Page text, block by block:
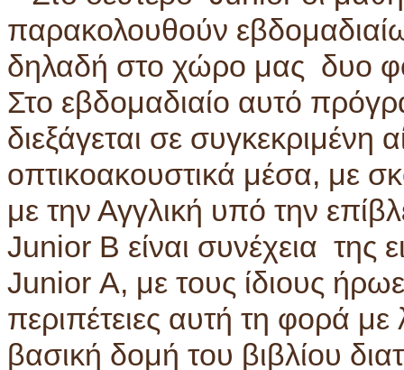
παρακολουθούν
δηλαδή στο χώρο μας δυο
Στο εβδομαδιαίο αυτό
διεξάγεται σε συγκεκριμένη
οπτικοακουστικά μέσα, με
με την Αγγλική υπό την
Junior Β είναι συνέχεια της
Junior Α, με τους ίδιους
περιπέτειες αυτή τη φορά
βασική δομή του βιβλίου